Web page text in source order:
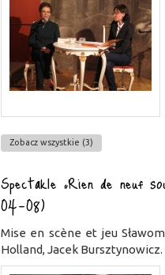
Zobacz wszystkie (3)
Spectakle „Rien de neuf
04-08)
Mise en scène et jeu
Holland, Jacek Bursztynowicz.